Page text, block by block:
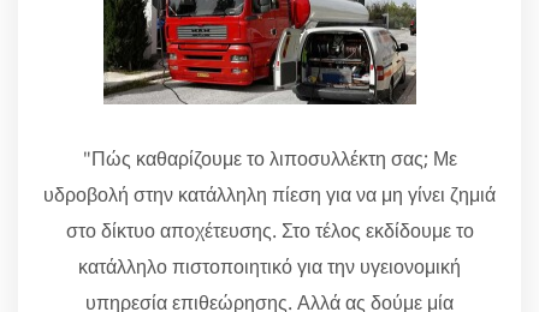
"Πώς καθαρίζουμε το λιποσυλλέκτη σας; Με
υδροβολή στην κατάλληλη πίεση για να μη γίνει ζημιά
στο δίκτυο αποχέτευσης. Στο τέλος εκδίδουμε το
κατάλληλο πιστοποιητικό για την υγειονομική
υπηρεσία επιθεώρησης. Αλλά ας δούμε μία